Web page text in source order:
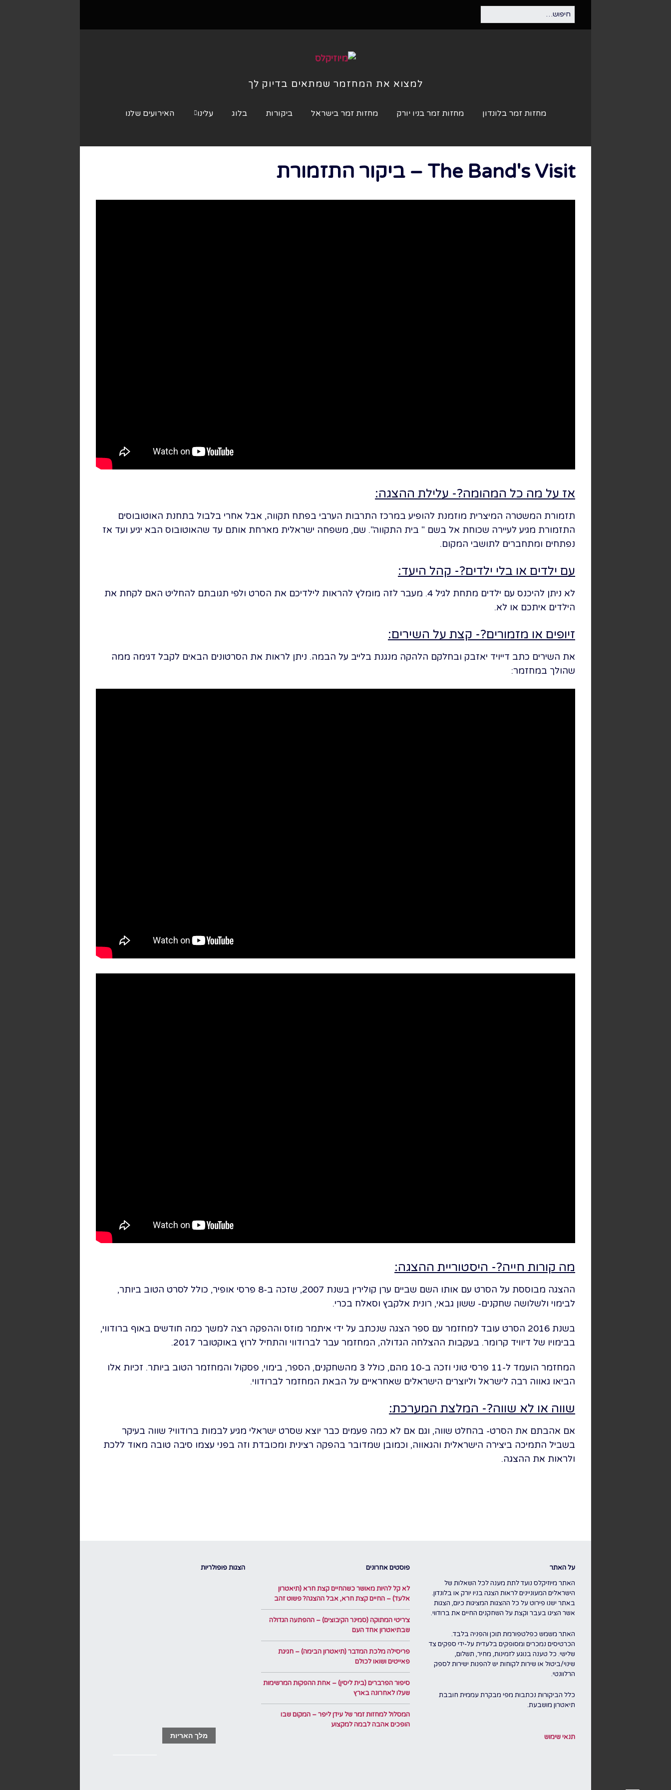
למצוא את המחזמר שמתאים בדיוק לך
מחזות זמר בלונדון מחזות זמר בניו יורק מחזות זמר בישראל ביקורות בלוג עלינו האירועים שלנו
The Band's Visit – ביקור התזמורת
אז על מה כל המהומה?- עלילת ההצגה:
תזמורת המשטרה המיצרית מוזמנת להופיע במרכז התרבות הערבי בפתח תקווה, אבל אחרי בלבול בתחנת האוטובוסים
התזמורת מגיע לעיירה שכוחת אל בשם " בית התקווה". שם, משפחה ישראלית מארחת אותם עד שהאוטובוס הבא יגיע ועד אז
נפתחים ומתחברים לתושבי המקום.
עם ילדים או בלי ילדים?- קהל היעד:
לא ניתן להיכנס עם ילדים מתחת לגיל 4. מעבר לזה מומלץ להראות לילדיכם את הסרט ולפי תגובתם להחליט האם לקחת את
הילדים איתכם או לא.
זיופים או מזמורים?- קצת על השירים:
את השירים כתב דייויד יאזבק ובחלקם הלהקה מנגנת בלייב על הבמה. ניתן לראות את הסרטונים הבאים לקבל דגימה ממה
שהולך במחזמר:
מה קורות חייה?- היסטוריית ההצגה:
ההצגה מבוססת על הסרט עם אותו השם שביים ערן קולירין בשנת 2007, שזכה ב-8 פרסי אופיר, כולל לסרט הטוב ביותר,
לבימוי ולשלושה שחקנים- ששון גבאי, רונית אלקבץ וסאלח בכרי.
בשנת 2016 הסרט עובד למחזמר עם ספר הצגה שנכתב על ידי איתמר מוזס וההפקה רצה למשך כמה חודשים באוף ברודווי,
בבימויו של דיוויד קרומר. בעקבות ההצלחה הגדולה, המחזמר עבר לברודווי והתחיל לרוץ באוקטובר 2017.
המחזמר הועמד ל-11 פרסי טוני וזכה ב-10 מהם, כולל 3 מהשחקנים, הספר, בימוי, פסקול והמחזמר הטוב ביותר. זכיות אלו
הביאו גאווה רבה לישראל וליוצרים הישראלים שאחראיים על הבאת המחזמר לברודווי.
שווה או לא שווה?- המלצת המערכת:
אם אהבתם את הסרט- בהחלט שווה, וגם אם לא כמה פעמים כבר יוצא שסרט ישראלי מגיע לבמות ברודווי? שווה בעיקר
בשביל התמיכה ביצירה הישראלית והגאווה, וכמובן שמדובר בהפקה רצינית ומכובדת וזה בפני עצמו סיבה טובה מאוד ללכת
ולראות את ההצגה.
הצגות פופולריות
מלך האריות
פוסטים אחרונים
לא קל להיות מאושר כשהחיים קצת חרא (תיאטרון
אלעד) – החיים קצת חרא, אבל ההצגה? פשוט זהב
צ׳ריטי המתוקה (סמינר הקיבוצים) – ההפתעה הגדולה
שבתיאטרון אחד העם
פריסילה מלכת המדבר (תיאטרון הבימה) – חגיגת
פאייטים ושואו לכולם
סיפור הפרברים (בית ליסין) – אחת ההפקות המרשימות
שעלו לאחרונה בארץ
המסלול למחזות זמר של עידן ליפר – המקום שבו
הופכים אהבה לבמה למקצוע
על האתר
האתר מיוזיקלס נועד לתת מענה לכל השאלות של
הישראלים המעוניינים לראות הצגה בניו יורק או בלונדון.
באתר ישנו פירוט על כל ההצגות המציגות כיום, הצגות
אשר הציגו בעבר וקצת על השחקנים החיים את ברודווי.
האתר משמש כפלטפורמת תוכן והפניה בלבד.
הכרטיסים נמכרים ומסופקים בלעדית על-ידי ספקים צד
שלישי. כל טענה בנוגע לזמינות, מחיר, תשלום,
שינוי/ביטול או שירות לקוחות יש להפנות ישירות לספק
הרלוונטי.
כלל הביקורות נכתבות מפי מבקרת עממית חובבת
תיאטרון מושבעת.
תנאי שימוש